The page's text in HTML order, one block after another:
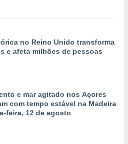
no Reino Unido transforma
e afeta milhões de pessoas
e mar agitado nos Açores
com tempo estável na Madeira
feira, 12 de agosto